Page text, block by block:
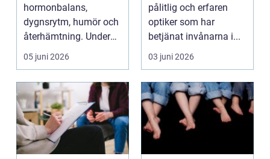
hormonbalans,
dygnsrytm, humör och
återhämtning. Under
senare år har en ny typ
av prod...
05 juni 2026
pålitlig och erfaren
optiker som har
betjänat invånarna i...
03 juni 2026